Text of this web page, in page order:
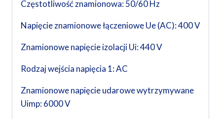
Częstotliwość znamionowa: 50/60 Hz
Napięcie znamionowe łączeniowe Ue (AC): 400 V
Znamionowe napięcie izolacji Ui: 440 V
Rodzaj wejścia napięcia 1: AC
Znamionowe napięcie udarowe wytrzymywane
Uimp: 6000 V